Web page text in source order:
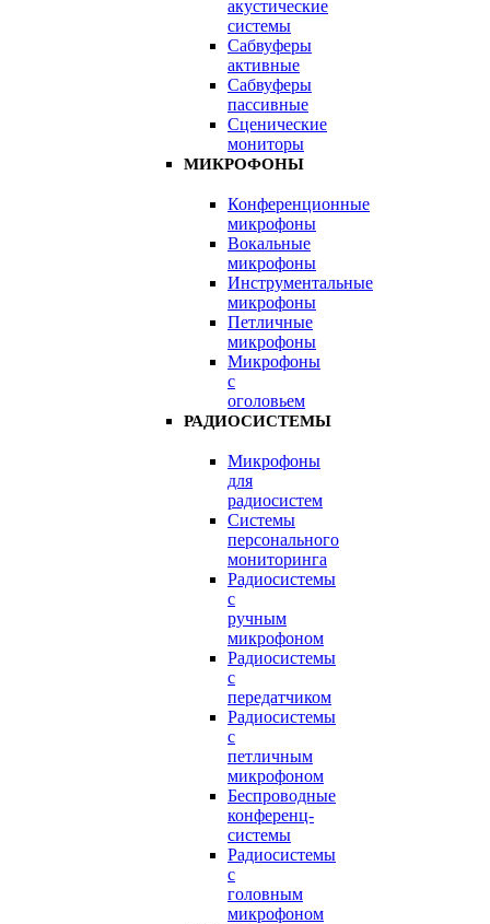
акустические
системы
Сабвуферы
активные
Сабвуферы
пассивные
Сценические
мониторы
МИКРОФОНЫ
Конференционные
микрофоны
Вокальные
микрофоны
Инструментальные
микрофоны
Петличные
микрофоны
Микрофоны
с
оголовьем
РАДИОСИСТЕМЫ
Микрофоны
для
радиосистем
Системы
персонального
мониторинга
Радиосистемы
c
ручным
микрофоном
Радиосистемы
с
передатчиком
Радиосистемы
с
петличным
микрофоном
Беспроводные
конференц-
системы
Радиосистемы
с
головным
микрофоном